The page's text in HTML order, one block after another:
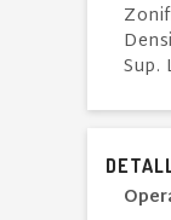
Sup.